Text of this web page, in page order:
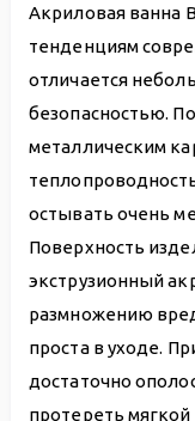
Акриловая ванна
тенденциям
отличается
безопасностью.
металлическим
остывать очень
Поверхность
экструзионный
размножению
проста в уходе.
достаточно
протереть